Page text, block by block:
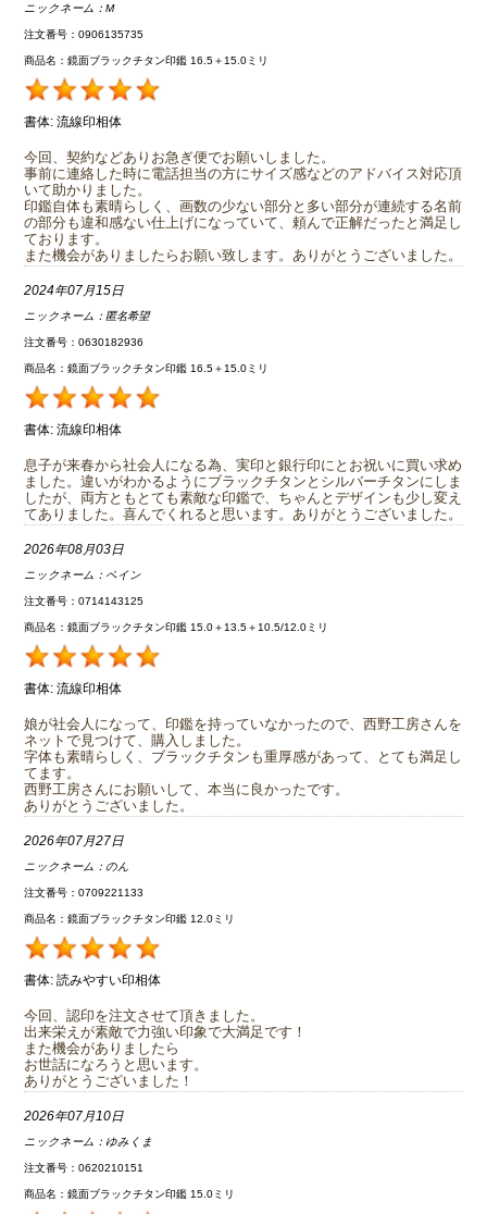
ニックネーム：M
注文番号：0906135735
商品名：鏡面ブラックチタン印鑑 16.5＋15.0ミリ
書体: 流線印相体
今回、契約などありお急ぎ便でお願いしました。
事前に連絡した時に電話担当の方にサイズ感などのアドバイス対応頂
いて助かりました。
印鑑自体も素晴らしく、画数の少ない部分と多い部分が連続する名前
の部分も違和感ない仕上げになっていて、頼んで正解だったと満足し
ております。
また機会がありましたらお願い致します。ありがとうございました。
2024年07月15日
ニックネーム： 匿名希望
注文番号：0630182936
商品名：鏡面ブラックチタン印鑑 16.5＋15.0ミリ
書体: 流線印相体
息子が来春から社会人になる為、実印と銀行印にとお祝いに買い求め
ました。違いがわかるようにブラックチタンとシルバーチタンにしま
したが、両方ともとても素敵な印鑑で、ちゃんとデザインも少し変え
てありました。喜んでくれると思います。ありがとうございました。
2026年08月03日
ニックネーム： ペイン
注文番号：0714143125
商品名：鏡面ブラックチタン印鑑 15.0＋13.5＋10.5/12.0ミリ
書体: 流線印相体
娘が社会人になって、印鑑を持っていなかったので、西野工房さんを
ネットで見つけて、購入しました。
字体も素晴らしく、ブラックチタンも重厚感があって、とても満足し
てます。
西野工房さんにお願いして、本当に良かったです。
ありがとうございました。
2026年07月27日
ニックネーム：のん
注文番号：0709221133
商品名：鏡面ブラックチタン印鑑 12.0ミリ
書体: 読みやすい印相体
今回、認印を注文させて頂きました。
出来栄えが素敵で力強い印象で大満足です！
また機会がありましたら
お世話になろうと思います。
ありがとうございました！
2026年07月10日
ニックネーム： ゆみくま
注文番号：0620210151
商品名：鏡面ブラックチタン印鑑 15.0ミリ